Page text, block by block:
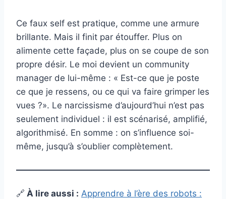
Ce faux self est pratique, comme une armure
brillante. Mais il finit par étouffer. Plus on
alimente cette façade, plus on se coupe de son
propre désir. Le moi devient un community
manager de lui-même : « Est-ce que je poste
ce que je ressens, ou ce qui va faire grimper les
vues ?». Le narcissisme d’aujourd’hui n’est pas
seulement individuel : il est scénarisé, amplifié,
algorithmisé. En somme : on s’influence soi-
même, jusqu’à s’oublier complètement.
🔗 À lire aussi : Apprendre à l’ère des robots :